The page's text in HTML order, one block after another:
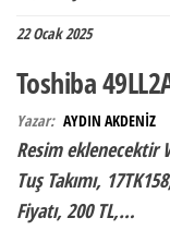
22 Ocak 2025
Toshiba
Yazar: AYDIN AKDENİZ
Resim eklenecektir
Tuş Takımı,
Fiyatı, 200 TL,…